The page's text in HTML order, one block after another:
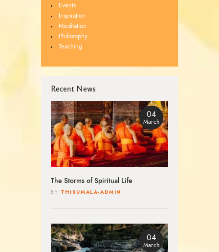
Events
Inspiration
Meditation
Philosophy
Teaching
Recent News
04
March
The Storms of Spiritual Life
BY THIRUMALA-ADMIN
04
March